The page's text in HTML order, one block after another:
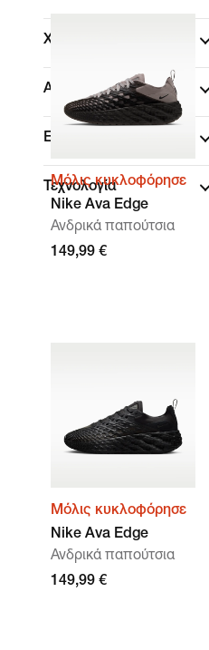
Χρώμα
Αθλήματα
Επωνυμία
Τεχνολογία
Μόλις κυκλοφόρησε
Nike Ava Edge
Ανδρικά παπούτσια
149,99 €
Μόλις κυκλοφόρησε
Nike Ava Edge
Ανδρικά παπούτσια
149,99 €